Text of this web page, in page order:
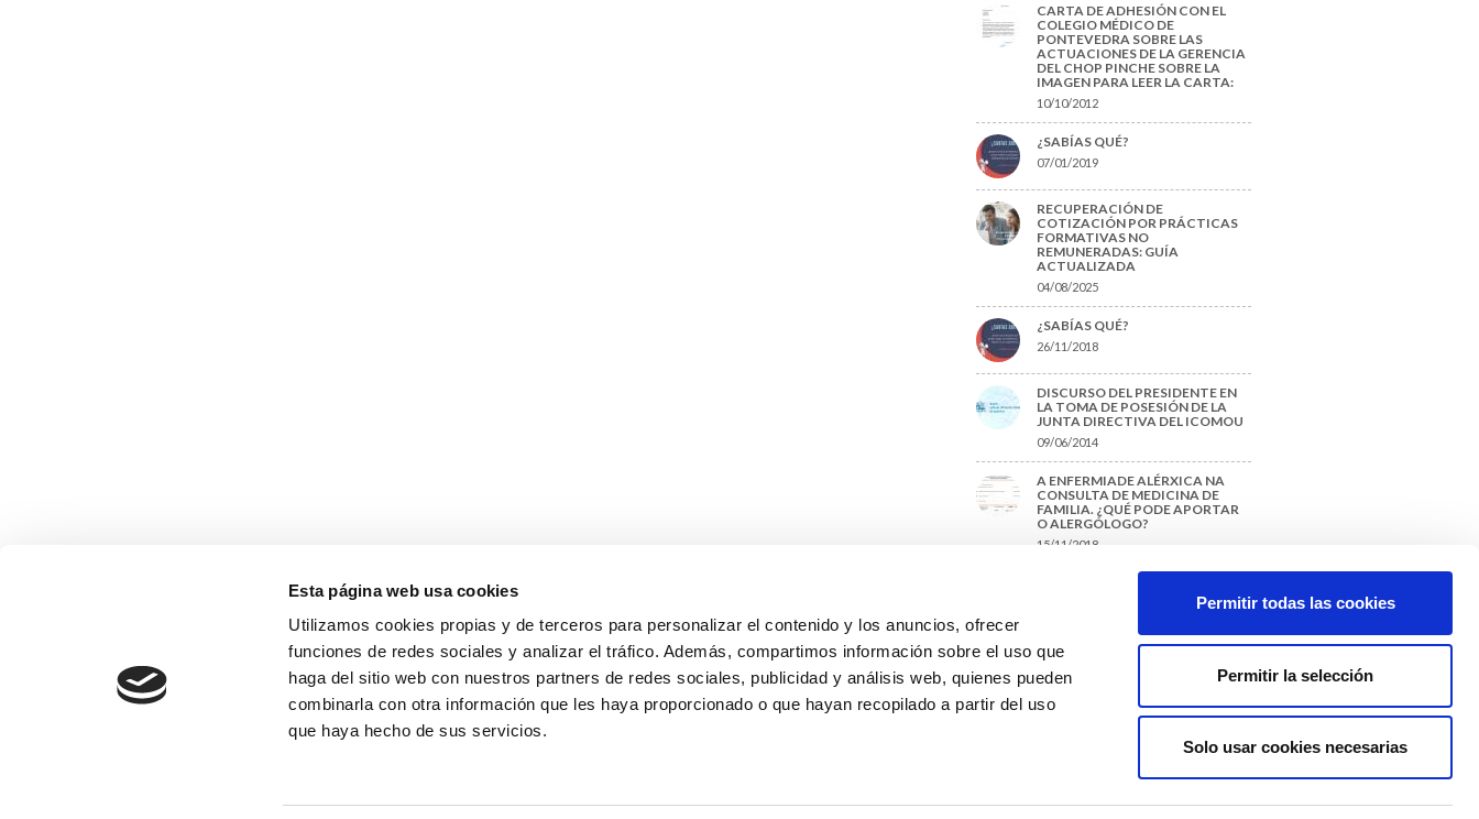
Esta página web usa cookies
Utilizamos cookies propias y de terceros para personalizar el contenido y los anuncios, ofrecer
funciones de redes sociales y analizar el tráfico. Además, compartimos información sobre el uso que
haga del sitio web con nuestros partners de redes sociales, publicidad y análisis web, quienes pueden
combinarla con otra información que les haya proporcionado o que hayan recopilado a partir del uso
que haya hecho de sus servicios.
Permitir todas las cookies
Permitir la selección
Solo usar cookies necesarias
CARTA DE ADHESIÓN CON EL
COLEGIO MÉDICO DE
PONTEVEDRA SOBRE LAS
ACTUACIONES DE LA GERENCIA
DEL CHOP PINCHE SOBRE LA
IMAGEN PARA LEER LA CARTA:
10/10/2012
¿SABÍAS QUÉ?
07/01/2019
RECUPERACIÓN DE
COTIZACIÓN POR PRÁCTICAS
FORMATIVAS NO
REMUNERADAS: GUÍA
ACTUALIZADA
04/08/2025
¿SABÍAS QUÉ?
26/11/2018
DISCURSO DEL PRESIDENTE EN
LA TOMA DE POSESIÓN DE LA
JUNTA DIRECTIVA DEL ICOMOU
09/06/2014
A ENFERMIADE ALÉRXICA NA
CONSULTA DE MEDICINA DE
FAMILIA. ¿QUÉ PODE APORTAR
O ALERGÓLOGO?
15/11/2018
UN TRABAJO FIN DE GRADO?
Noticias
Política de cookies
Colexio Médicos
Ourense